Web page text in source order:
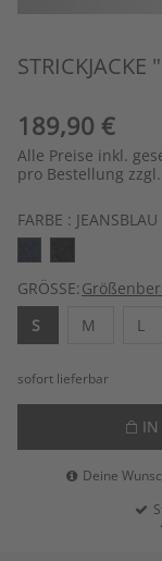
STRICKJACKE
189,90 €
Alle Preise inkl.
pro Bestellung
FARBE : JEANSBLAU
GRÖSSE:
S
M L
sofort lieferbar
IN
Deine